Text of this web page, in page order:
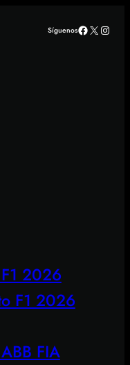
SíguenosFacebook
X
2026
F1 2026
FIA